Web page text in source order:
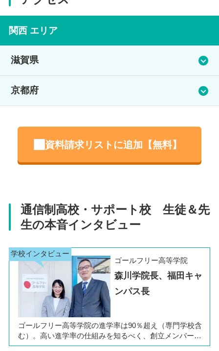
関西 エリア
滋賀県
草津キャンパス
電話番号
アクセス
JR琵琶湖線 草津駅 徒歩7分
教員コメント
草津キャンパスでは複数のコーチが常駐し、
ほどよい距離感で生徒それぞれの学びを支援
滋賀県彦根市西今町字下郷77-8
0749-47-5502
アクセス
JR琵琶湖線 南彦根駅 徒歩3分
教員コメント
京都府
京都府京都市北区小山北上総町13
電話番号
075-366-2295
地下鉄烏丸線 北大路駅 東口すぐ
教員コメント
伏見キャンパス
住所
京都府京都市伏見区桃山井伊掃部西町5
電話番号
075-606-1100
アクセス
近鉄京都線・京阪本線 丹波橋駅 徒歩3分
資料請求リストに追加【無料】
通信制高校・サポート校 生徒＆先
生の本音インタビュー
ゴールフリー高等学院
森川学院長、福田キャ
ンパス長
ゴールフリー高等学院の進学率は90％超え（専門学校含
む）。高い進学率の仕組みを知るべく、創立メンバーで
ある森川学院長、福田キャンパス長にオンラインで話を